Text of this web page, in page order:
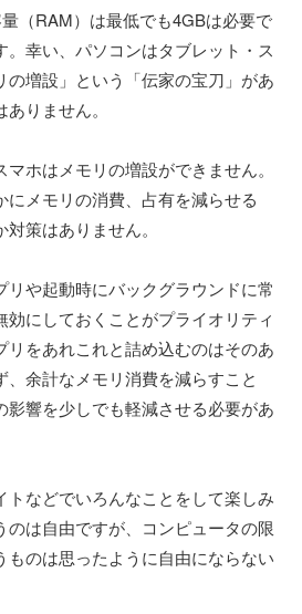
（RAM）は最低でも4GBは必要で
幸い、パソコンはタブレット・ス
の増設」という「伝家の宝刀」があ
りません。
ホはメモリの増設ができません。
にメモリの消費、占有を減らせる
策はありません。
リや起動時にバックグラウンドに常
にしておくことがプライオリティ
リをあれこれと詰め込むのはそのあ
、余計なメモリ消費を減らすこと
影響を少しでも軽減させる必要があ
トなどでいろんなことをして楽しみ
のは自由ですが、コンピュータの限
ものは思ったように自由にならない